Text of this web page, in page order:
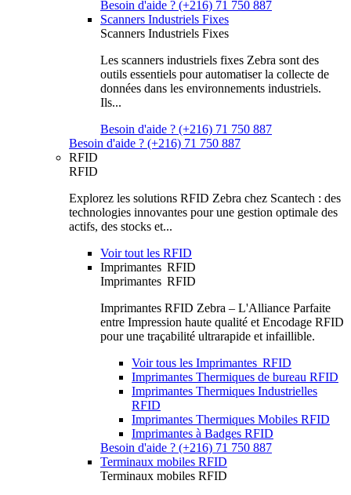
Besoin d'aide ? (+216) 71 750 887
Scanners Industriels Fixes
Scanners Industriels Fixes
Les scanners industriels fixes Zebra sont des
outils essentiels pour automatiser la collecte de
données dans les environnements industriels.
Ils...
Besoin d'aide ? (+216) 71 750 887
Besoin d'aide ? (+216) 71 750 887
RFID
RFID
Explorez les solutions RFID Zebra chez Scantech : des
technologies innovantes pour une gestion optimale des
actifs, des stocks et...
Voir tout les RFID
Imprimantes RFID
Imprimantes RFID
Imprimantes RFID Zebra – L'Alliance Parfaite
entre Impression haute qualité et Encodage RFID
pour une traçabilité ultrarapide et infaillible.
Voir tous les Imprimantes RFID
Imprimantes Thermiques de bureau RFID
Imprimantes Thermiques Industrielles
RFID
Imprimantes Thermiques Mobiles RFID
Imprimantes à Badges RFID
Besoin d'aide ? (+216) 71 750 887
Terminaux mobiles RFID
Terminaux mobiles RFID